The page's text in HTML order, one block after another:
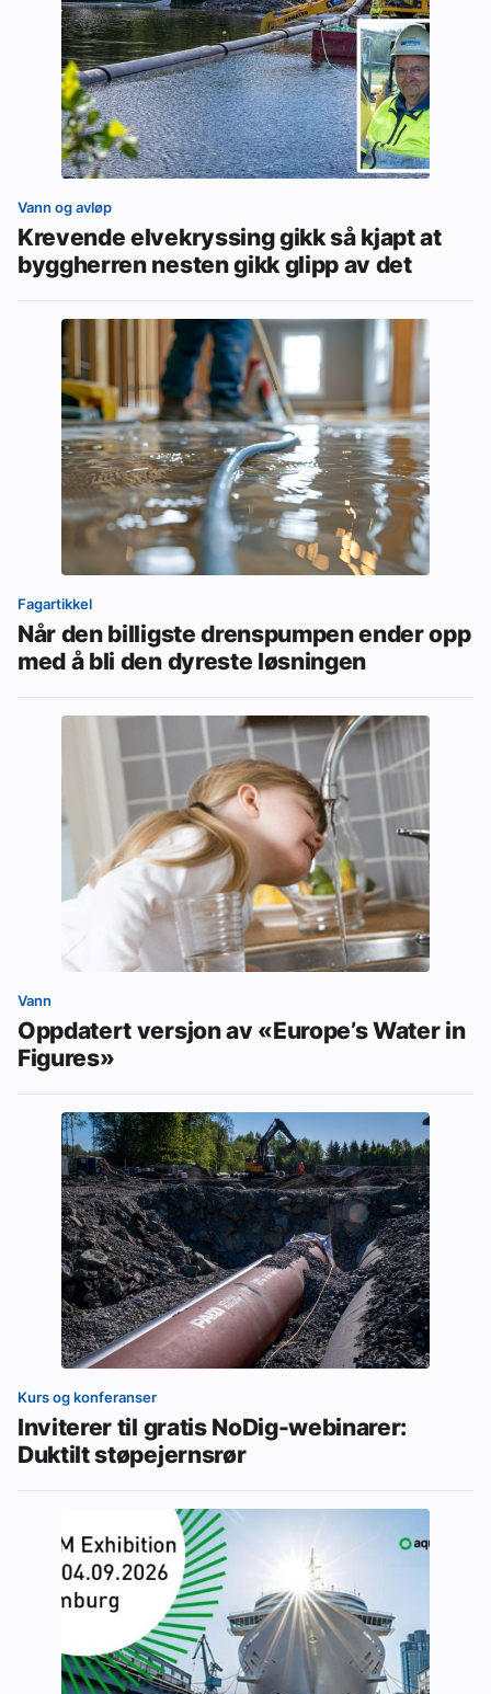
Vann og avløp
Krevende elvekryssing gikk så kjapt at
byggherren nesten gikk glipp av det
Fagartikkel
Når den billigste drenspumpen ender opp
med å bli den dyreste løsningen
Vann
Oppdatert versjon av «Europe’s Water in
Figures»
Kurs og konferanser
Inviterer til gratis NoDig-webinarer:
Duktilt støpejernsrør